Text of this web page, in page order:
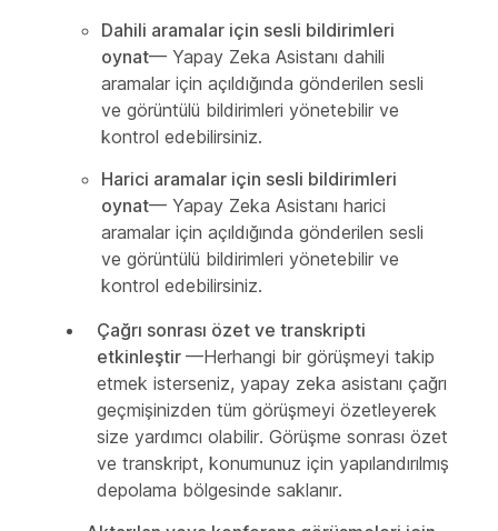
Dahili aramalar için sesli bildirimleri
oynat— Yapay Zeka Asistanı dahili
aramalar için açıldığında gönderilen sesli
ve görüntülü bildirimleri yönetebilir ve
kontrol edebilirsiniz.
Harici aramalar için sesli bildirimleri
oynat— Yapay Zeka Asistanı harici
aramalar için açıldığında gönderilen sesli
ve görüntülü bildirimleri yönetebilir ve
kontrol edebilirsiniz.
Çağrı sonrası özet ve transkripti
etkinleştir —Herhangi bir görüşmeyi takip
etmek isterseniz, yapay zeka asistanı çağrı
geçmişinizden tüm görüşmeyi özetleyerek
size yardımcı olabilir. Görüşme sonrası özet
ve transkript, konumunuz için yapılandırılmış
depolama bölgesinde saklanır.